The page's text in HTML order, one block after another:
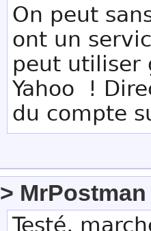
On peut
ont un
peut utiliser
Yahoo !
du compte
> MrPostman